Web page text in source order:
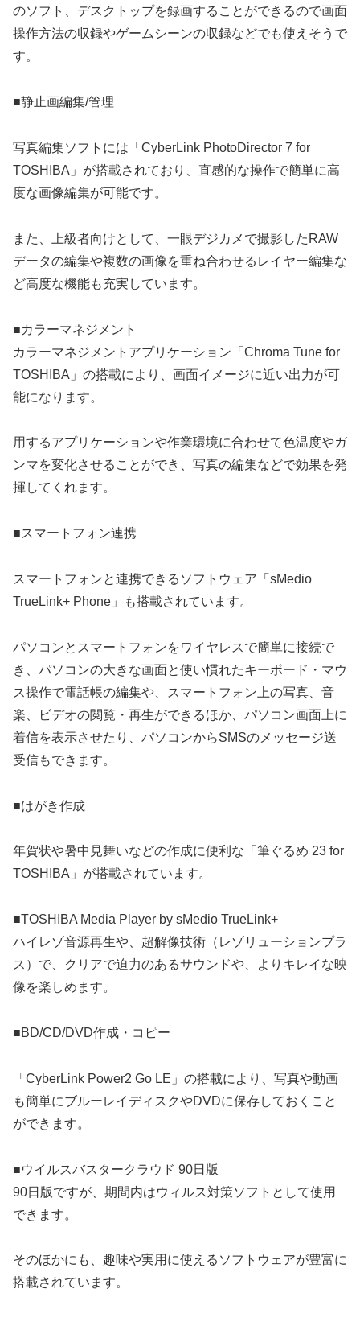
のソフト、デスクトップを録画することができるので画面
操作方法の収録やゲームシーンの収録などでも使えそうで
す。
■静止画編集/管理
写真編集ソフトには「CyberLink PhotoDirector 7 for
TOSHIBA」が搭載されており、直感的な操作で簡単に高
度な画像編集が可能です。
また、上級者向けとして、一眼デジカメで撮影したRAW
データの編集や複数の画像を重ね合わせるレイヤー編集な
ど高度な機能も充実しています。
■カラーマネジメント
カラーマネジメントアプリケーション「Chroma Tune for
TOSHIBA」の搭載により、画面イメージに近い出力が可
能になります。
用するアプリケーションや作業環境に合わせて色温度やガ
ンマを変化させることができ、写真の編集などで効果を発
揮してくれます。
■スマートフォン連携
スマートフォンと連携できるソフトウェア「sMedio
TrueLink+ Phone」も搭載されています。
パソコンとスマートフォンをワイヤレスで簡単に接続で
き、パソコンの大きな画面と使い慣れたキーボード・マウ
ス操作で電話帳の編集や、スマートフォン上の写真、音
楽、ビデオの閲覧・再生ができるほか、パソコン画面上に
着信を表示させたり、パソコンからSMSのメッセージ送
受信もできます。
■はがき作成
年賀状や暑中見舞いなどの作成に便利な「筆ぐるめ 23 for
TOSHIBA」が搭載されています。
■TOSHIBA Media Player by sMedio TrueLink+
ハイレゾ音源再生や、超解像技術（レゾリューションプラ
ス）で、クリアで迫力のあるサウンドや、よりキレイな映
像を楽しめます。
■BD/CD/DVD作成・コピー
「CyberLink Power2 Go LE」の搭載により、写真や動画
も簡単にブルーレイディスクやDVDに保存しておくこと
ができます。
■ウイルスバスタークラウド 90日版
90日版ですが、期間内はウィルス対策ソフトとして使用
できます。
そのほかにも、趣味や実用に使えるソフトウェアが豊富に
搭載されています。